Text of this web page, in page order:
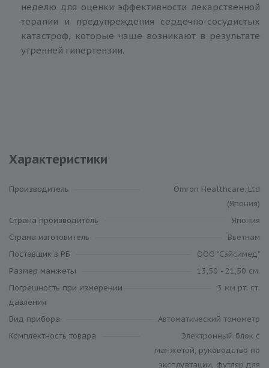
неделю для оценки эффективности лекарственной
терапии и предупреждения сердечно-сосудистых
катастроф, которые чаще возникают в результате
утренней гипертензии.
Характеристики
Производитель
Omron Healthcare.,Ltd
(Япония)
Cтрана производитель
Япония
Страна изготовитель
Вьетнам
Поставщик в РБ
ООО "Сэйсимед"
Размер манжеты
13,50 - 21,50 см.
Погрешность при измерении
давления
3 мм рт. ст.
Вид прибора
Автоматический тонометр
Комплектность товара
Электронный блок с
манжетой, руководство по
эксплуатации, футляр для